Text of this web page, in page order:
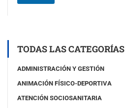
3
p
i
)
TODAS LAS CATEGORÍAS
ADMINISTRACIÓN Y GESTIÓN
ANIMACIÓN FÍSICO-DEPORTIVA
ATENCIÓN SOCIOSANITARIA